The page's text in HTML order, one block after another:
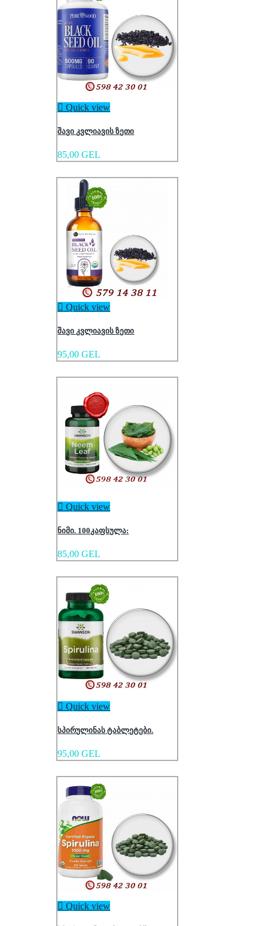
 Quick view
შავი კვლიავის ზეთი
85,00 GEL
 Quick view
შავი კვლიავის ზეთი
95,00 GEL
 Quick view
ნიმი. 100კაფსულა:
85,00 GEL
 Quick view
სპირულინას ტაბლეტები.
95,00 GEL
 Quick view